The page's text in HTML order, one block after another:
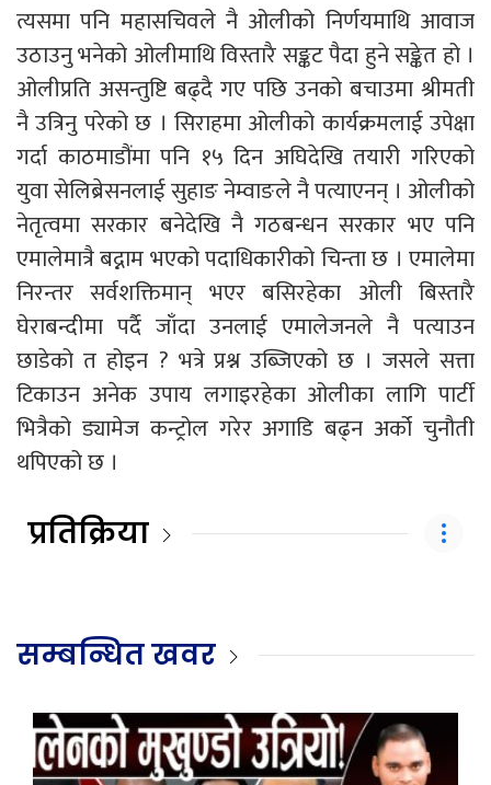
त्यसमा पनि महासचिवले नै ओलीको निर्णयमाथि आवाज
उठाउनु भनेको ओलीमाथि विस्तारै सङ्कट पैदा हुने सङ्केत हो ।
ओलीप्रति असन्तुष्टि बढ्दै गए पछि उनको बचाउमा श्रीमती
नै उत्रिनु परेको छ । सिराहमा ओलीको कार्यक्रमलाई उपेक्षा
गर्दा काठमाडौंमा पनि १५ दिन अघिदेखि तयारी गरिएको
युवा सेलिब्रेसनलाई सुहाङ नेम्वाङले नै पत्याएनन् । ओलीको
नेतृत्वमा सरकार बनेदेखि नै गठबन्धन सरकार भए पनि
एमालेमात्रै बद्नाम भएको पदाधिकारीको चिन्ता छ । एमालेमा
निरन्तर सर्वशक्तिमान् भएर बसिरहेका ओली बिस्तारै
घेराबन्दीमा पर्दै जाँदा उनलाई एमालेजनले नै पत्याउन
छाडेको त होइन ? भत्रे प्रश्न उब्जिएको छ । जसले सत्ता
टिकाउन अनेक उपाय लगाइरहेका ओलीका लागि पार्टी
भित्रैको ड्यामेज कन्ट्रोल गरेर अगाडि बढ्न अर्को चुनौती
थपिएको छ ।
प्रतिक्रिया
सम्बन्धित खवर